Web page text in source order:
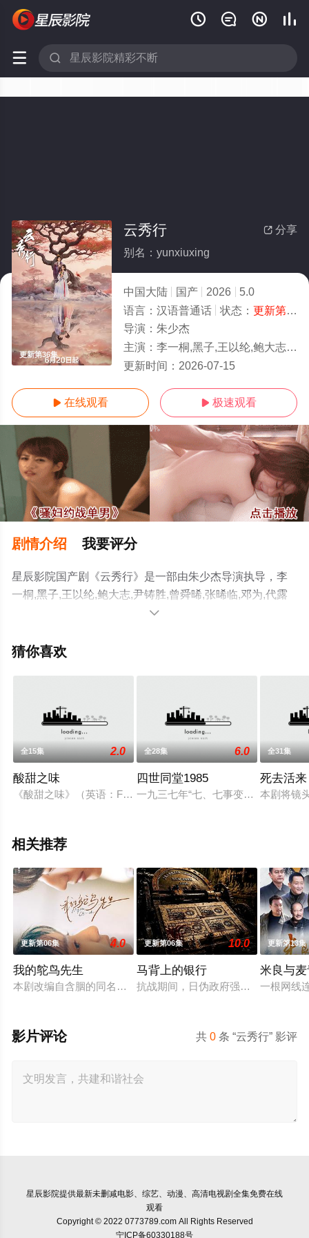
   
 
更新第36集
 分享
云秀行
别名：yunxiuxing
中国大陆 国产 2026
5.0
语言： 汉语普通话 状态： 更新第36集
导演： 朱少杰
主演： 李一桐,黑子,王以纶,鲍大志,尹铸胜,曾舜晞,张晞临,邓为,代露娃,简宇熙,邓孝慈,程泓鑫,范
更新时间： 2026-07-15
 在线观看  极速观看
剧情介绍 我要评分
星辰影院国产剧《云秀行》是一部由朱少杰导演执导，李
一桐,黑子,王以纶,鲍大志,尹铸胜,曾舜晞,张晞临,邓为,代露
娃,简宇熙,邓孝慈,程泓鑫,范静雯,田嘉瑞等演员精彩演绎的
全集就上星辰影视，更多相关信息可移步至豆瓣电视剧、

猜你喜欢
全15集 2.0
酸甜之味
《酸甜之味》（英语：Family Time），2017年TVBS欢乐台第
全28集 6.0
四世同堂1985
一九三七年“七、七事变”侵华日军的
全31集
死去活来
本剧将镜
相关推荐
更新第06集 4.0
我的鸵鸟先生
本剧改编自含胭的同名小说，讲述了邻家女孩庞倩（苏晓彤 饰
更新第06集 10.0
马背上的银行
抗战期间，日伪政府强行推广、使用
更新第13集
米良与
一根网线
共0 条 “云秀行” 影评
影片评论
星辰影院提供最新未删减电影、综艺、动漫、高清电视剧全集免费在线
观看
Copyright © 2022 0773789.com All Rights Reserved
宁ICP备60330188号